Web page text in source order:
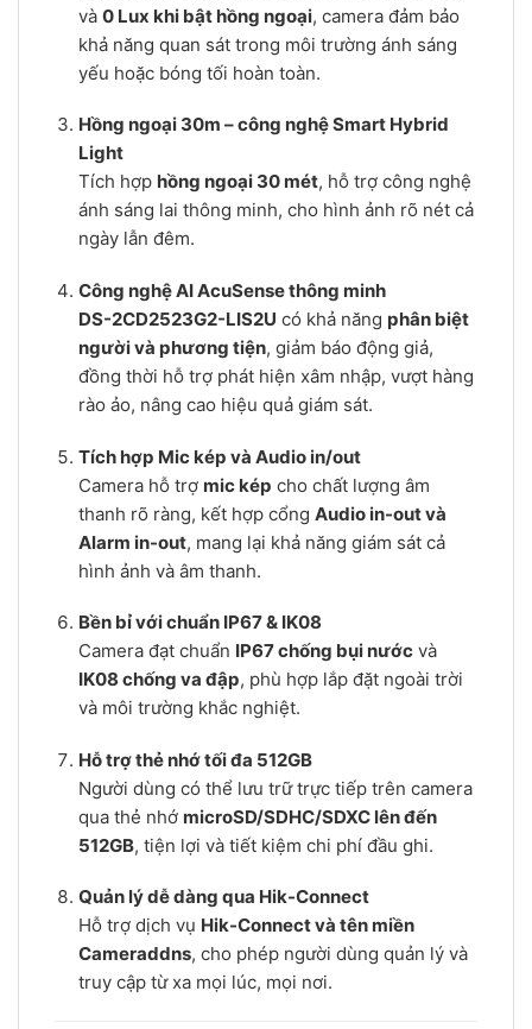
và 0 Lux khi bật hồng ngoại, camera đảm bảo
khả năng quan sát trong môi trường ánh sáng
yếu hoặc bóng tối hoàn toàn.
Hồng ngoại 30m – công nghệ Smart Hybrid
Light
Tích hợp hồng ngoại 30 mét, hỗ trợ công nghệ
ánh sáng lai thông minh, cho hình ảnh rõ nét cả
ngày lẫn đêm.
Công nghệ AI AcuSense thông minh
DS-2CD2523G2-LIS2U có khả năng phân biệt
người và phương tiện, giảm báo động giả,
đồng thời hỗ trợ phát hiện xâm nhập, vượt hàng
rào ảo, nâng cao hiệu quả giám sát.
Tích hợp Mic kép và Audio in/out
Camera hỗ trợ mic kép cho chất lượng âm
thanh rõ ràng, kết hợp cổng Audio in-out và
Alarm in-out, mang lại khả năng giám sát cả
hình ảnh và âm thanh.
Bền bỉ với chuẩn IP67 & IK08
Camera đạt chuẩn IP67 chống bụi nướcvà
IK08 chống va đập, phù hợp lắp đặt ngoài trời
và môi trường khắc nghiệt.
Hỗ trợ thẻ nhớ tối đa 512GB
Người dùng có thể lưu trữ trực tiếp trên camera
qua thẻ nhớ microSD/SDHC/SDXC lên đến
512GB, tiện lợi và tiết kiệm chi phí đầu ghi.
Quản lý dễ dàng qua Hik-Connect
Hỗ trợ dịch vụ Hik-Connect và tên miền
Cameraddns, cho phép người dùng quản lý và
truy cập từ xa mọi lúc, mọi nơi.